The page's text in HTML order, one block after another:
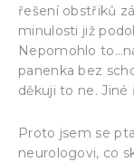
řešení obstřiků
minulosti již
Nepomohlo
panenka bez
děkuji to ne. Jiné
Proto jsem se
neurologovi, co